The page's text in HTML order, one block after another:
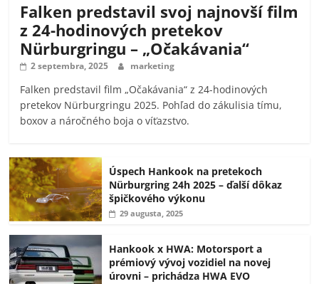
Falken predstavil svoj najnovší film
z 24-hodinových pretekov
Nürburgringu – „Očakávania“
2 septembra, 2025 marketing
Falken predstavil film „Očakávania“ z 24-hodinových
pretekov Nürburgringu 2025. Pohľad do zákulisia tímu,
boxov a náročného boja o víťazstvo.
Úspech Hankook na pretekoch
Nürburgring 24h 2025 – ďalší dôkaz
špičkového výkonu
29 augusta, 2025
Hankook x HWA: Motorsport a
prémiový vývoj vozidiel na novej
úrovni – prichádza HWA EVO